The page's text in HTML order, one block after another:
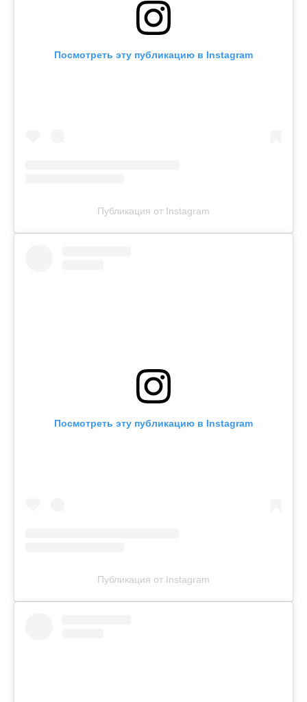
Посмотреть эту публикацию в Instagram
Публикация от Instagram
Посмотреть эту публикацию в Instagram
Публикация от Instagram